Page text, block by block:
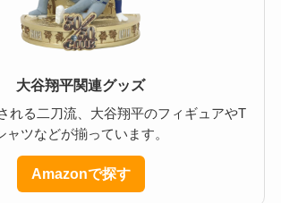
大谷翔平関連グッズ
れる二刀流、大谷翔平のフィギュアやT
ャツなどが揃っています。
Amazonで探す